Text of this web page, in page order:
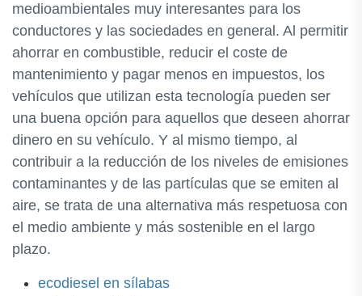
medioambientales muy interesantes para los
conductores y las sociedades en general. Al permitir
ahorrar en combustible, reducir el coste de
mantenimiento y pagar menos en impuestos, los
vehículos que utilizan esta tecnología pueden ser
una buena opción para aquellos que deseen ahorrar
dinero en su vehículo. Y al mismo tiempo, al
contribuir a la reducción de los niveles de emisiones
contaminantes y de las partículas que se emiten al
aire, se trata de una alternativa más respetuosa con
el medio ambiente y más sostenible en el largo
plazo.
ecodiesel en sílabas